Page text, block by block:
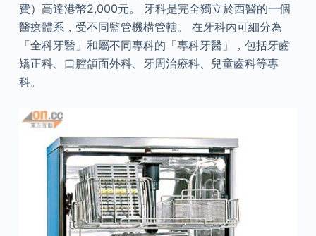
費）高達港幣2,000元。 牙科是完全獨立於西醫的一個
醫療體系，受不同監管機構管轄。 在牙科内可細分為
「全科牙醫」和屬不同專科的「專科牙醫」，包括牙齒
矯正科、口腔頜面外科、牙周治療科、兒童齒科等專
科。